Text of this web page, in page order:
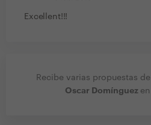
Excellent!!!
Recibe varias propuestas
Oscar Domínguez